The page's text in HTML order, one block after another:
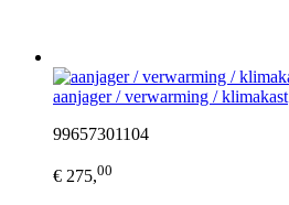
aanjager / verwarming / klimakast
99657301104
€ 275,00